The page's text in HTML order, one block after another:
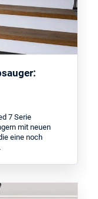
7 Serie
mit neuen
eine noch